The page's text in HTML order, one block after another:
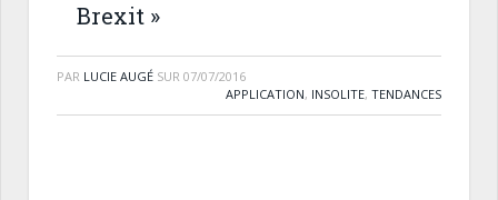
Brexit »
PAR LUCIE AUGÉ SUR 07/07/2016
APPLICATION, INSOLITE, TENDANCES